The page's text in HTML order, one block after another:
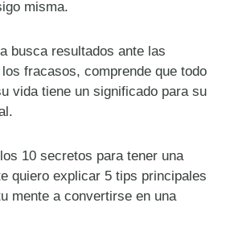
misma.
busca resultados ante las
fracasos, comprende que todo
vida tiene un significado para su
10 secretos para tener una
quiero explicar 5 tips principales
mente a convertirse en una